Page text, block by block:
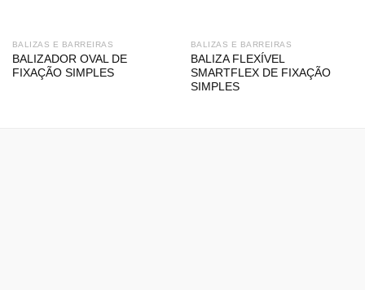
BALIZAS E BARREIRAS
BALIZADOR OVAL DE
FIXAÇÃO SIMPLES
BALIZAS E BARREIRAS
BALIZA FLEXÍVEL
SMARTFLEX DE FIXAÇÃO
SIMPLES